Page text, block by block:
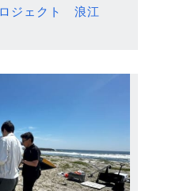
ジェクト 浪江